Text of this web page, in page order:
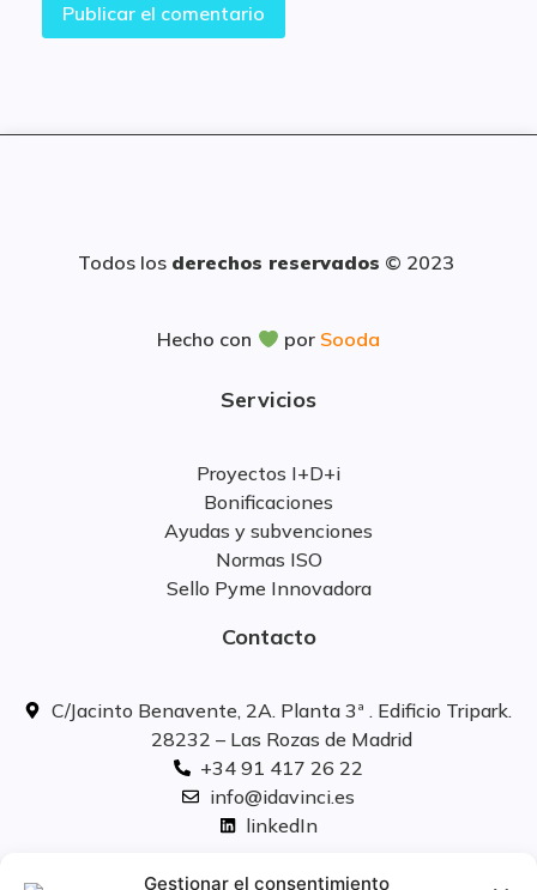
Gestionar el consentimiento
Todos los derechos reservados © 2023
Hecho con por Sooda
Servicios
Proyectos I+D+i
Bonificaciones
Ayudas y subvenciones
Normas ISO
Sello Pyme Innovadora
Contacto
C/Jacinto Benavente, 2A. Planta 3ª . Edificio Tripark.
28232 – Las Rozas de Madrid
+34 91 417 26 22
info@idavinci.es
linkedIn
Políticas legales